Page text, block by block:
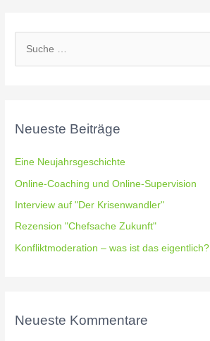
n
:
Neueste Beiträge
Eine Neujahrsgeschichte
Online-Coaching und Online-Supervision
Interview auf "Der Krisenwandler"
Rezension "Chefsache Zukunft"
Konfliktmoderation – was ist das eigentlich?
Neueste Kommentare